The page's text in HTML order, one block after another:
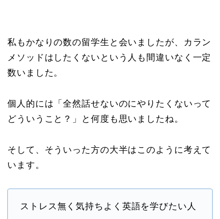
私もかなりの数の留学生と会いましたが、カラン
メソッドはしたくないという人も間違いなく一定
数いました。
個人的には「全然話せないのにやりたくないって
どういうこと？」と何度も思いましたね。
そして、そういった方の大半はこのように考えて
います。
ストレス無く気持ちよく英語を学びたい人